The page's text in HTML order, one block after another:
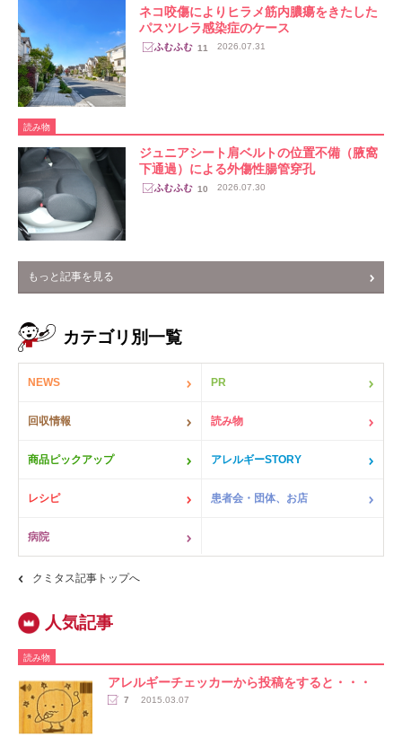
ネコ咬傷によりヒラメ筋内膿瘍をきたした
パスツレラ感染症のケース
11 2026.07.31
読み物
ジュニアシート肩ベルトの位置不備（腋窩
下通過）による外傷性腸管穿孔
10 2026.07.30
もっと記事を見る
カテゴリ別一覧
NEWS PR
回収情報 読み物
商品ピックアップ アレルギーSTORY
レシピ 患者会・団体、お店
病院
クミタス記事トップへ
読み物
アレルギーチェッカーから投稿をすると・・・
7 2015.03.07